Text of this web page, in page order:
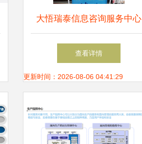
大悟瑞泰信息咨询服务中心
——专业信息咨询的可靠伙伴
查看详情
更新时间：2026-08-06 04:41:29